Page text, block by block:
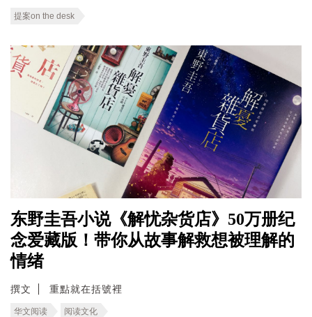
提案on the desk
东野圭吾小说《解忧杂货店》50万册纪
念爱藏版！带你从故事解救想被理解的
情绪
撰文 重點就在括號裡
华文阅读 阅读文化